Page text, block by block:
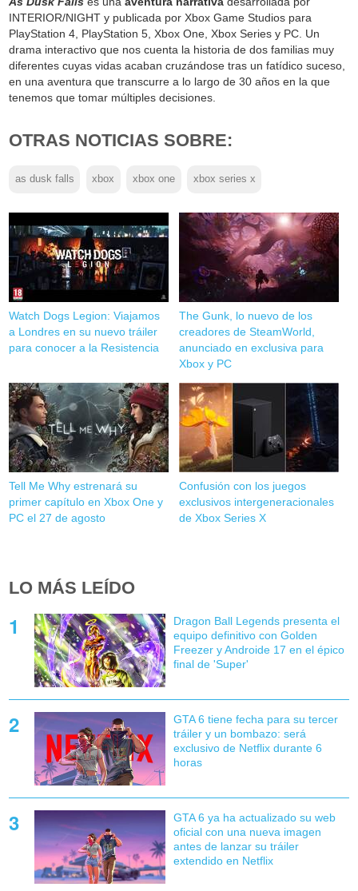
INTERIOR/NIGHT y publicada por Xbox Game Studios para
PlayStation 4, PlayStation 5, Xbox One, Xbox Series y PC. Un
drama interactivo que nos cuenta la historia de dos familias muy
diferentes cuyas vidas acaban cruzándose tras un fatídico suceso,
en una aventura que transcurre a lo largo de 30 años en la que
tenemos que tomar múltiples decisiones.
OTRAS NOTICIAS SOBRE:
as dusk falls xbox xbox one xbox series x
Watch Dogs Legion: Viajamos
a Londres en su nuevo tráiler
para conocer a la Resistencia
The Gunk, lo nuevo de los
creadores de SteamWorld,
anunciado en exclusiva para
Xbox y PC
Tell Me Why estrenará su
primer capítulo en Xbox One y
PC el 27 de agosto
Confusión con los juegos
exclusivos intergeneracionales
de Xbox Series X
LO MÁS LEÍDO
Dragon Ball Legends presenta el
equipo definitivo con Golden
Freezer y Androide 17 en el épico
final de 'Super'
GTA 6 tiene fecha para su tercer
tráiler y un bombazo: será
exclusivo de Netflix durante 6
horas
GTA 6 ya ha actualizado su web
oficial con una nueva imagen
antes de lanzar su tráiler
extendido en Netflix